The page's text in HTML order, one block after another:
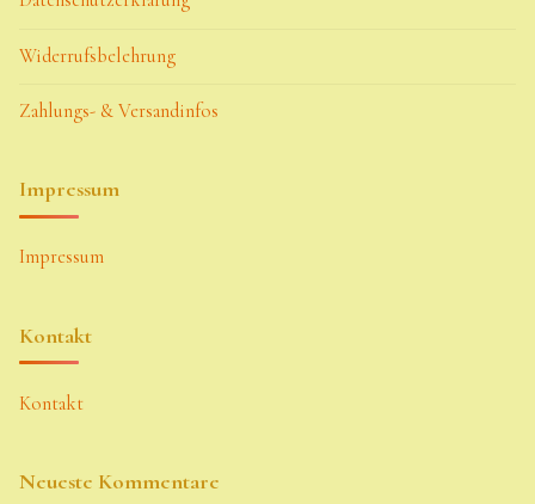
Widerrufsbelehrung
Zahlungs- & Versandinfos
Impressum
Impressum
Kontakt
Kontakt
Neueste Kommentare